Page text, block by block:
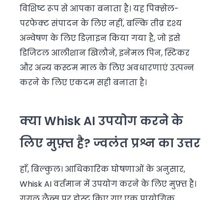
विशिष्ट रूप से आपका बनाता है। यह पिक्सेल-
परफेक्ट संपादन के लिए नहीं, बल्कि तीव्र दृश्य
अन्वेषण के लिए डिज़ाइन किया गया है, जो इसे
डिजिटल आलीशान खिलौने, इनेमल पिन, स्टिकर
और अन्य कस्टम माल के लिए अवधारणाएं उत्पन्न
करने के लिए एकदम सही बनाता है।
क्या Whisk AI उपयोग करने के
लिए मुफ़्त है? ज्वलंत प्रश्न का उत्तर
हाँ, बिल्कुल। आधिकारिक घोषणाओं के अनुसार,
Whisk AI वर्तमान में उपयोग करने के लिए मुफ़्त है।